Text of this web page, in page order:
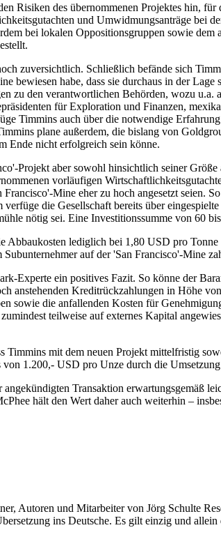
Risiken des übernommenen Projektes hin,
und Umwidmungsanträge bei
bei lokalen Oppositionsgruppen sowie
zuversichtlich. Schließlich befände sich
bewiesen habe, dass sie durchaus in der
zu den verantwortlichen Behörden, wozu
für Exploration und Finanzen,
Timmins auch über die notwendige
plane außerdem, die bislang von
Ende nicht erfolgreich sein könne.
Projekt aber sowohl hinsichtlich seiner
vorläufigen
Mine eher zu hoch angesetzt seien.
die Gesellschaft bereits über
nötig sei. Eine Investitionssumme von 60
Abbaukosten lediglich bei 1,80 USD pro
auf der 'San Francisco'-Mine
Experte ein positives Fazit. So könne der
anstehenden Kreditrückzahlungen in Höhe
sowie die anfallenden Kosten für
teilweise auf externes Kapital
Timmins mit dem neuen Projekt mittelfristig
1.200,- USD pro Unze durch die
Transaktion erwartungsgemäß
hält den Wert daher auch weiterhin –
Autoren und Mitarbeiter von Jörg Schulte
ins Deutsche. Es gilt einzig und